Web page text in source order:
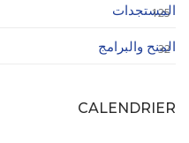
المستجدات
125
المنح والبرامج
32
CALENDRIER